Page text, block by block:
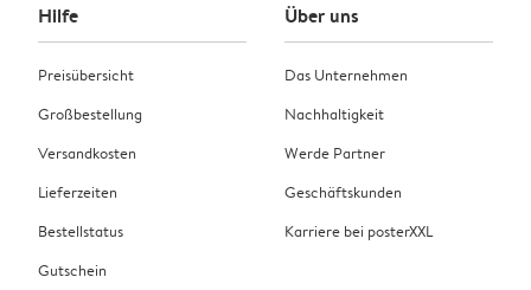
Hilfe
Preisübersicht
Großbestellung
Versandkosten
Lieferzeiten
Bestellstatus
Gutschein
Über uns
Das Unternehmen
Nachhaltigkeit
Werde Partner
Geschäftskunden
Karriere bei posterXXL